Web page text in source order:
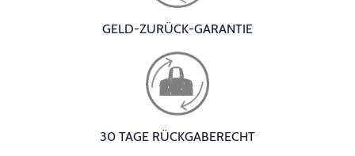
GELD-ZURÜCK-GARANTIE
30 TAGE RÜCKGABERECHT